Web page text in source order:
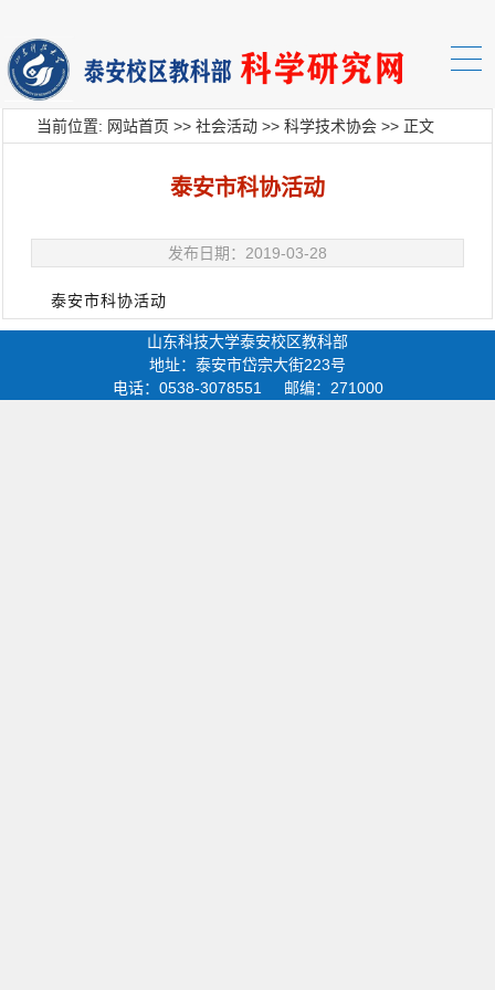
当前位置: 网站首页 >>社会活动 >>科学技术协会 >> 正文
泰安市科协活动
发布日期：2019-03-28
泰安市科协活动
山东科技大学泰安校区教科部
地址：泰安市岱宗大街223号
电话：0538-3078551 邮编：271000